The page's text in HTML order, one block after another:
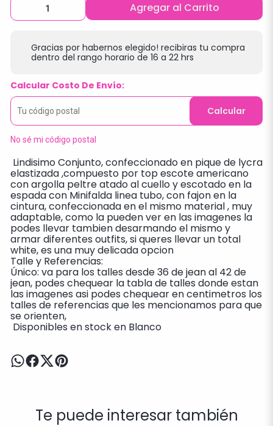
Agregar al Carrito
Gracias por habernos elegido! recibiras tu compra
dentro del rango horario de 16 a 22 hrs
Calcular Costo De Envío:
Calcular
No sé mi código postal
Lindisimo Conjunto, confeccionado en pique de lycra
elastizada ,compuesto por top escote americano
con argolla peltre atado al cuello y escotado en la
espada con Minifalda linea tubo, con fajon en la
cintura, confeccionada en el mismo material , muy
adaptable, como la pueden ver en las imagenes la
podes llevar tambien desarmando el mismo y
armar diferentes outfits, si queres llevar un total
white, es una muy delicada opcion
Talle y Referencias:
Único: va para los talles desde 36 de jean al 42 de
jean, podes chequear la tabla de talles donde estan
las imagenes asi podes chequear en centimetros los
talles de referencias que les mencionamos para que
se orienten,
Disponibles en stock en Blanco
Te puede interesar también